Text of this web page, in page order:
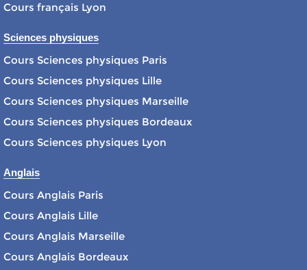
Cours français Lyon
Sciences physiques
Cours Sciences physiques Paris
Cours Sciences physiques Lille
Cours Sciences physiques Marseille
Cours Sciences physiques Bordeaux
Cours Sciences physiques Lyon
Anglais
Cours Anglais Paris
Cours Anglais Lille
Cours Anglais Marseille
Cours Anglais Bordeaux